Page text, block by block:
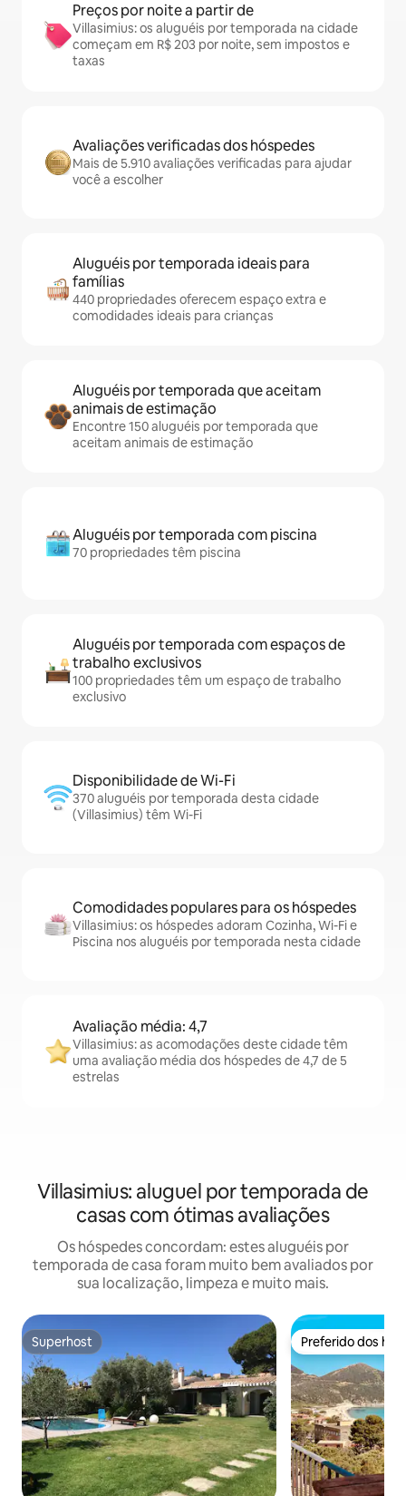
Preços por noite a partir de
Villasimius: os aluguéis por temporada na cidade
começam em R$ 203 por noite, sem impostos e
taxas
Avaliações verificadas dos hóspedes
Mais de 5.910 avaliações verificadas para ajudar
você a escolher
Aluguéis por temporada ideais para
famílias
440 propriedades oferecem espaço extra e
comodidades ideais para crianças
Aluguéis por temporada que aceitam
animais de estimação
Encontre 150 aluguéis por temporada que
aceitam animais de estimação
Aluguéis por temporada com piscina
70 propriedades têm piscina
Aluguéis por temporada com espaços de
trabalho exclusivos
100 propriedades têm um espaço de trabalho
exclusivo
Disponibilidade de Wi-Fi
370 aluguéis por temporada desta cidade
(Villasimius) têm Wi-Fi
Comodidades populares para os hóspedes
Villasimius: os hóspedes adoram Cozinha, Wi-Fi e
Piscina nos aluguéis por temporada nesta cidade
Avaliação média: 4,7
Villasimius: as acomodações deste cidade têm
uma avaliação média dos hóspedes de 4,7 de 5
estrelas
Villasimius: aluguel por temporada de
casas com ótimas avaliações
Os hóspedes concordam: estes aluguéis por
temporada de casa foram muito bem avaliados por
sua localização, limpeza e muito mais.
Superhost
Superhost Preferido dos
Preferido dos